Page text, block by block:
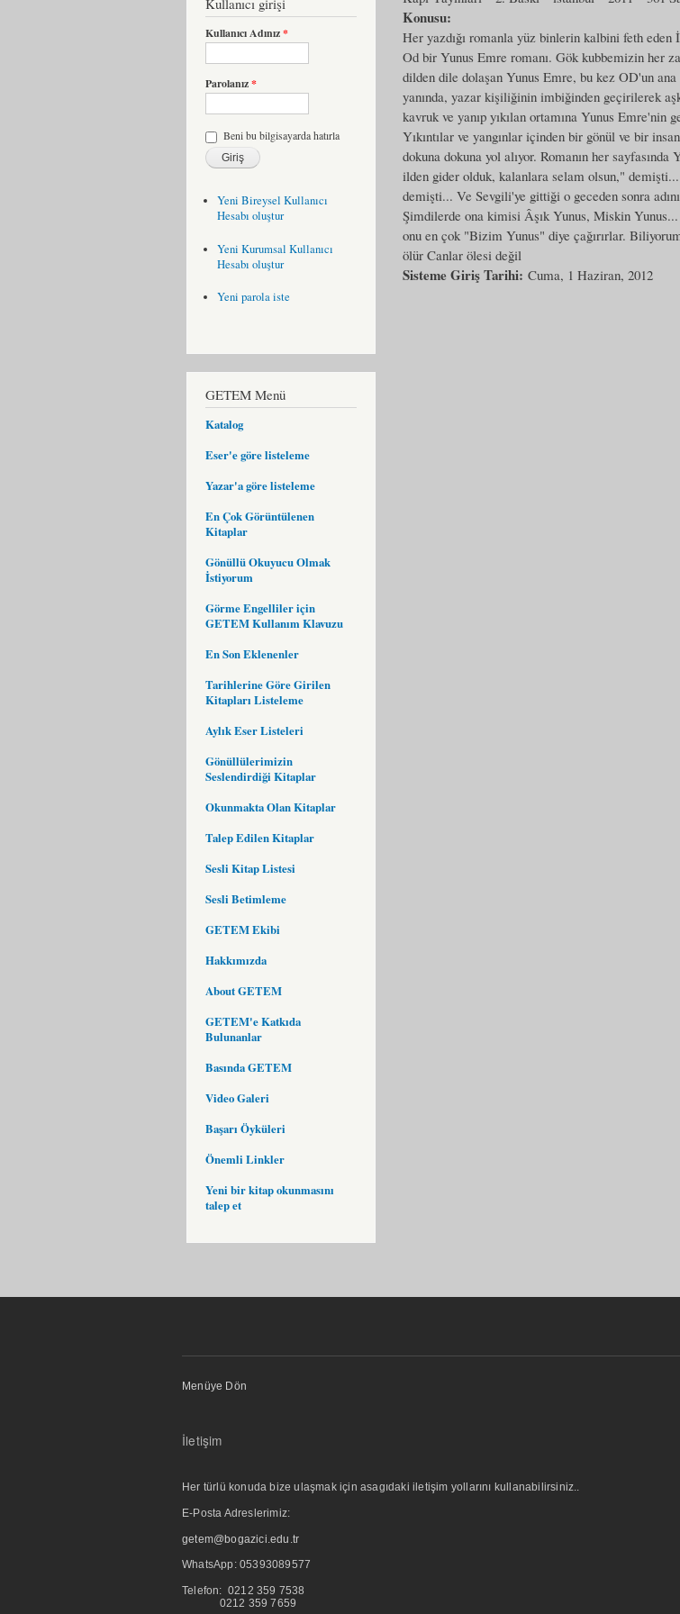
Kullanıcı Adınız*
Parolanız*
Beni bu bilgisayarda hatırla
Yeni Bireysel Kullanıcı
Hesabı oluştur
Yeni Kurumsal Kullanıcı
Hesabı oluştur
Yeni parola iste
GETEM Menü
Katalog
Eser'e göre listeleme
Yazar'a göre listeleme
En Çok Görüntülenen
Kitaplar
Gönüllü Okuyucu Olmak
İstiyorum
Görme Engelliler için
GETEM Kullanım Klavuzu
En Son Eklenenler
Tarihlerine Göre Girilen
Kitapları Listeleme
Aylık Eser Listeleri
Gönüllülerimizin
Seslendirdiği Kitaplar
Okunmakta Olan Kitaplar
Talep Edilen Kitaplar
Sesli Kitap Listesi
Sesli Betimleme
GETEM Ekibi
Hakkımızda
About GETEM
GETEM'e Katkıda
Bulunanlar
Basında GETEM
Video Galeri
Başarı Öyküleri
Önemli Linkler
Yeni bir kitap okunmasını
talep et
Konusu:
Her yazdığı romanla yüz binlerin kalbini feth eden
Od bir Yunus Emre romanı. Gök kubbemizin her
dilden dile dolaşan Yunus Emre, bu kez OD'un ana
yanında, yazar kişiliğinin imbiğinden geçirilerek
kavruk ve yanıp yıkılan ortamına Yunus
Yıkıntılar ve yangınlar içinden bir gönül ve bir
dokuna dokuna yol alıyor. Romanın her
ilden gider olduk, kalanlara selam olsun,"
demişti... Ve Sevgili'ye gittiği o geceden sonra
Şimdilerde ona kimisi Âşık Yunus, Miskin
onu en çok "Bizim Yunus" diye çağırırlar.
ölür Canlar ölesi değil
Sisteme Giriş Tarihi: Cuma, 1 Haziran, 2012
Menüye Dön
İletişim
Her türlü konuda bize ulaşmak için asagıdaki iletişim yollarını kullanabilirsiniz..
E-Posta Adreslerimiz:
getem@bogazici.edu.tr
WhatsApp: 05393089577
Telefon: 0212 359 7538
0212 359 7659